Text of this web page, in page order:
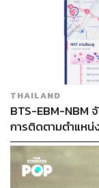
THAILAND
BTS-EBM-NBM
การติดตามตำแหน่